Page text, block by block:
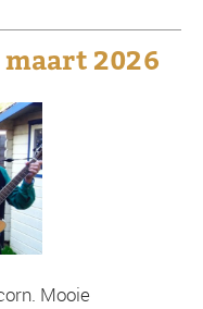
2026
Mooie